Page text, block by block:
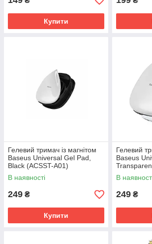
Купити
Гелевий тримач із магнітом
Baseus Universal Gel Pad,
Black (ACSST-A01)
В наявності
249 ₴
Купити
Гелевий
Baseus
В
249 ₴